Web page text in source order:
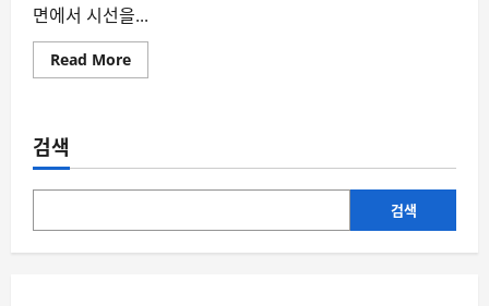
면에서 시선을...
Read MoreRead
more
프
그
을
장
검색
검색